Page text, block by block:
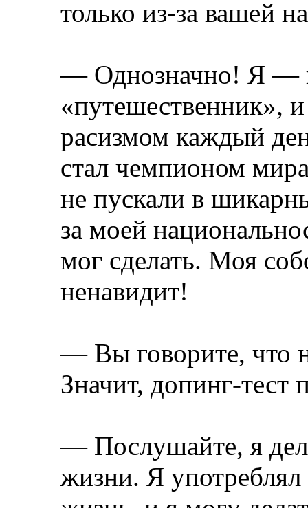
только из-за вашей
— Однозначно! Я —
«путешественник»,
расизмом каждый
стал чемпионом
не пускали в
за моей
мог сделать. Моя
ненавидит!
— Вы говорите, что
Значит, допинг-тест
— Послушайте, я
жизни. Я